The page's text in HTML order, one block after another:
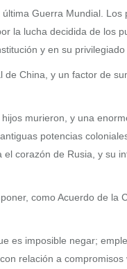
Guerra Mundial.
la lucha decidida de los
y en su privilegiado
China, y un factor de
murieron, y una
potencias
corazón de Rusia, y su
como Acuerdo de
es imposible negar;
relación a